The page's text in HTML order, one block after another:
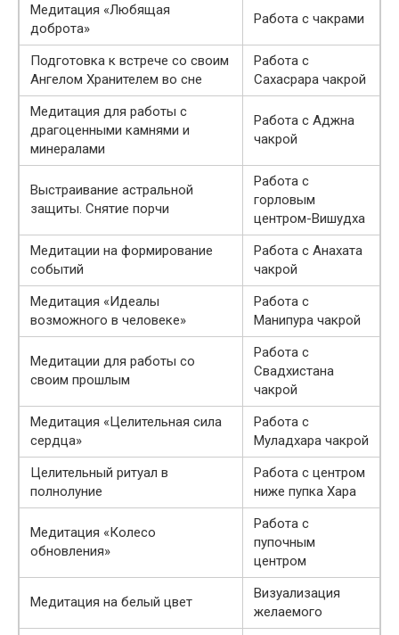
Медитация «Любящая
доброта»
Работа с чакрами
Подготовка к встрече со своим
Ангелом Хранителем во сне
Работа с
Сахасрара чакрой
Медитация для работы с
драгоценными камнями и
минералами
Работа с Аджна
чакрой
Выстраивание астральной
защиты. Снятие порчи
Работа с
горловым
центром-Вишудха
Медитации на формирование
событий
Работа с Анахата
чакрой
Медитация «Идеалы
возможного в человеке»
Работа с
Манипура чакрой
Медитации для работы со
своим прошлым
Работа с
Свадхистана
чакрой
Медитация «Целительная сила
сердца»
Работа с
Муладхара чакрой
Целительный ритуал в
полнолуние
Работа с центром
ниже пупка Хара
Медитация «Колесо
обновления»
Работа с
пупочным
центром
Медитация на белый цвет
Визуализация
желаемого